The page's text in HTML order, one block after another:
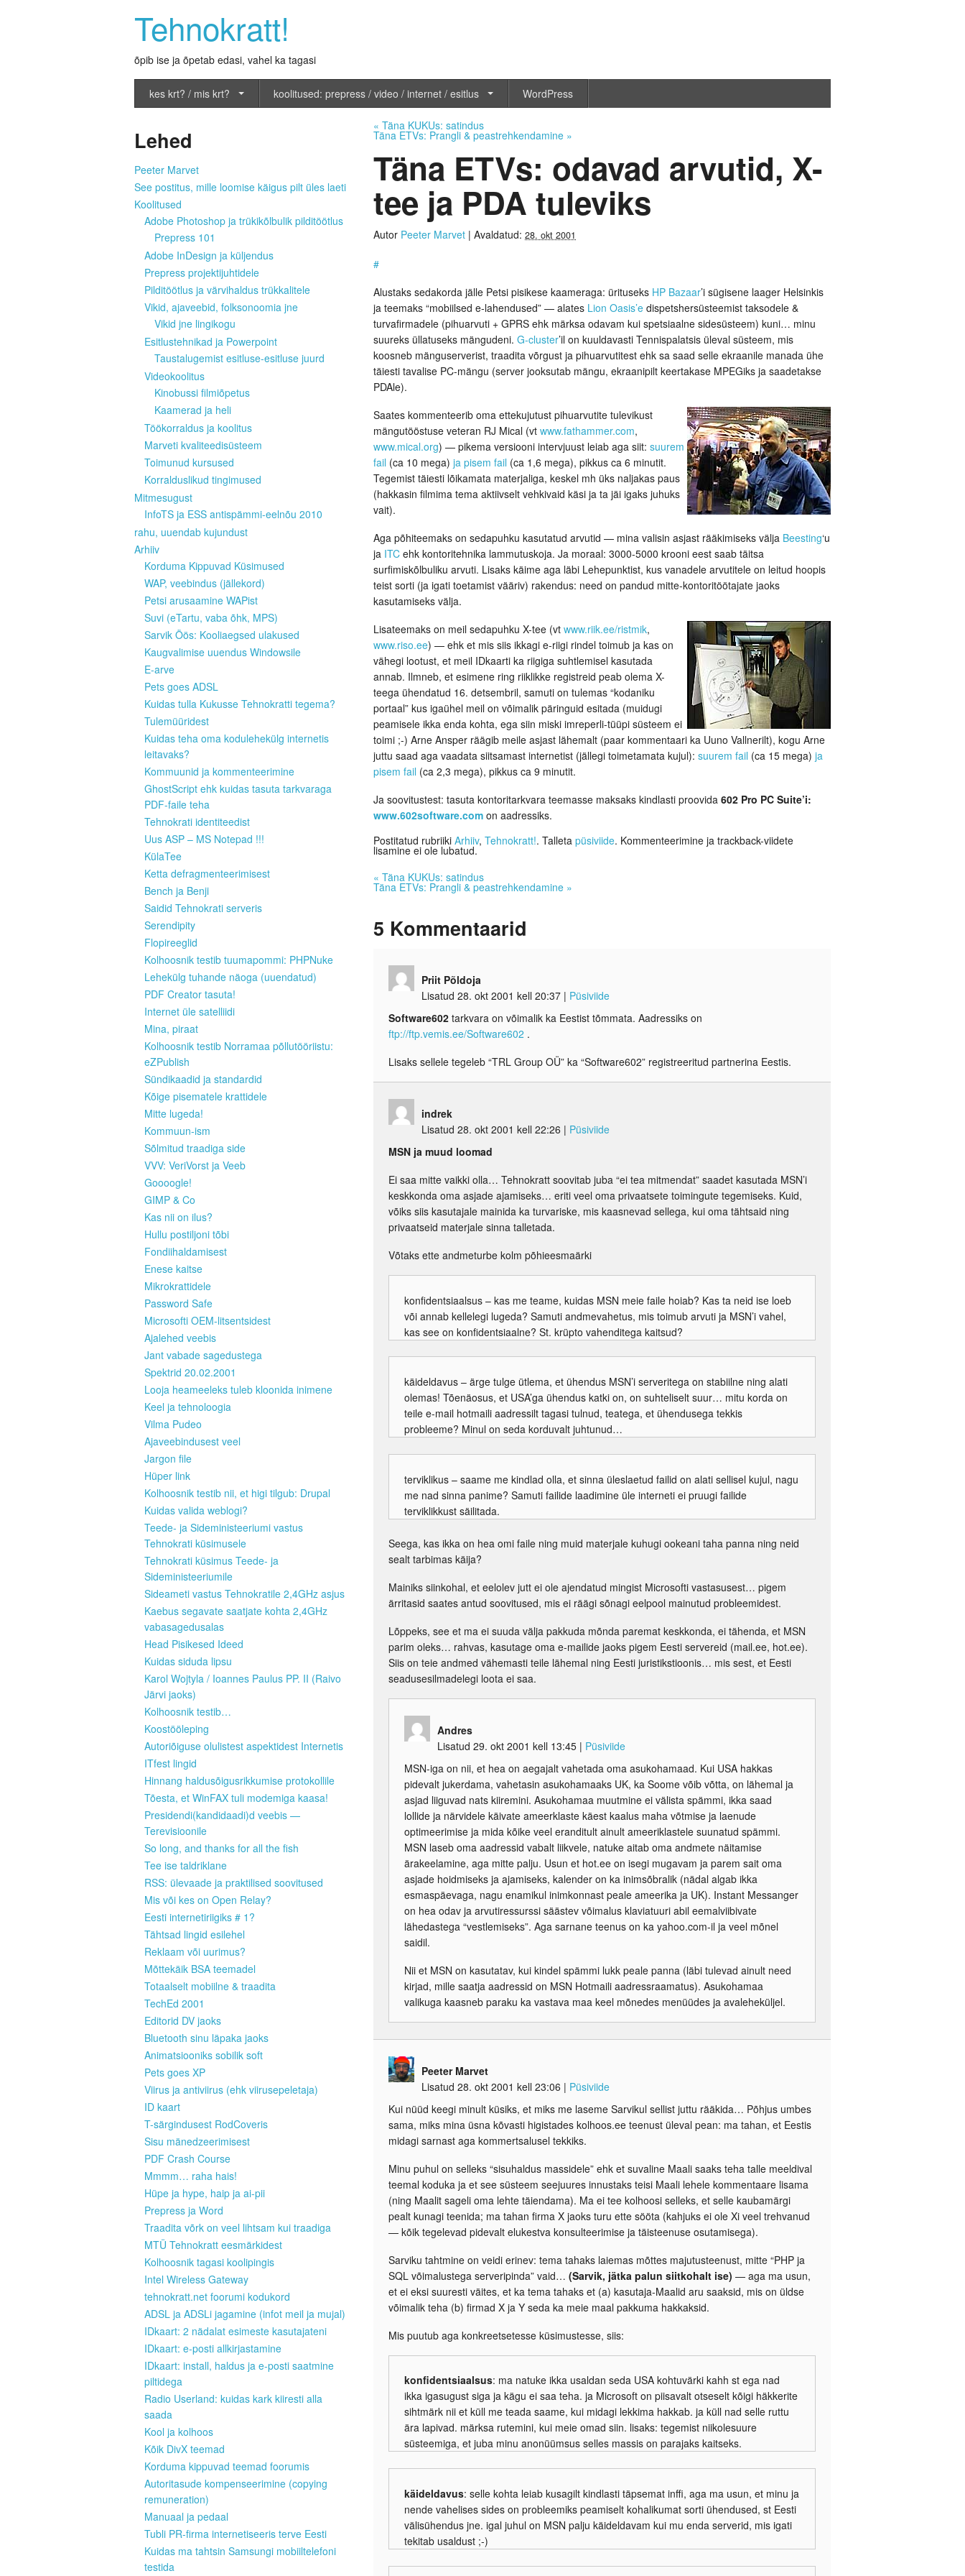
Tehnokratt!
õpib ise ja õpetab edasi, vahel ka tagasi
kes krt? / mis krt? koolitused: prepress / video / internet / esitlus WordPress
« Täna KUKUs: satindus
Täna ETVs: Prangli & peastrehkendamine »
Täna ETVs: odavad arvutid, X-
tee ja PDA tuleviks
Autor Peeter Marvet |Avaldatud:28. okt 2001
#
Alustaks sedakorda jälle Petsi pisikese kaameraga: ürituseks HP Bazaar’i sügisene laager Helsinkis
ja teemaks “mobiilsed e-lahendused” — alates Lion Oasis’e dispetshersüsteemist taksodele &
turvafirmadele (pihuarvuti + GPRS ehk märksa odavam kui spetsiaalne sidesüsteem) kuni… minu
suureks üllatuseks mängudeni.G-cluster’il on kuuldavasti Tennispalatsis üleval süsteem, mis
koosneb mänguserverist, traadita võrgust ja pihuarvutitest ehk sa saad selle ekraanile manada ühe
täiesti tavalise PC-mängu (server jooksutab mängu, ekraanipilt keertakase MPEGiks ja saadetakse
PDAle).
Saates kommenteerib oma ettekujutust pihuarvutite tulevikust
mängutööstuse veteran RJ Mical (vtwww.fathammer.com,
www.mical.org) — pikema versiooni intervjuust leiab aga siit:suurem
fail (ca 10 mega)ja pisem fail (ca 1,6 mega), pikkus ca 6 minutit.
Tegemist täiesti lõikamata materjaliga, keskel mh üks naljakas paus
(hakkasin filmima tema aktiivselt vehkivaid käsi ja ta jäi igaks juhuks
vait).
Aga põhiteemaks on sedapuhku kasutatud arvutid — mina valisin asjast rääkimiseks välja Beesting‘u
ja ITC ehk kontoritehnika lammutuskoja. Ja moraal: 3000-5000 krooni eest saab täitsa
surfimiskõlbuliku arvuti. Lisaks käime aga läbi Lehepunktist, kus vanadele arvutitele on leitud hoopis
teist sorti (ja igati toetamist vääriv) rakendus: need on pandud mitte-kontoritöötajate jaoks
kasutamiseks välja.
Lisateemaks on meil sedapuhku X-tee (vtwww.riik.ee/ristmik,
www.riso.ee) — ehk et mis siis ikkagi e-riigi rindel toimub ja kas on
vähegi lootust, et meil IDkaarti ka riigiga suhtlemisel kasutada
annab. Ilmneb, et esimene ring riiklikke registreid peab olema X-
teega ühendatud 16. detsembril, samuti on tulemas “kodaniku
portaal” kus igaühel meil on võimalik päringuid esitada (muidugi
peamisele ikka enda kohta, ega siin miski imreperli-tüüpi süsteem ei
toimi ;-) Arne Ansper räägib meile asjast lähemalt (paar kommentaari ka Uuno Vallnerilt), kogu Arne
juttu saad aga vaadata siitsamast internetist (jällegi toimetamata kujul):suurem fail (ca 15 mega)ja
pisem fail (ca 2,3 mega), pikkus ca 9 minutit.
Ja soovitustest: tasuta kontoritarkvara teemasse maksaks kindlasti proovida602 Pro PC Suite’i:
www.602software.com on aadressiks.
Postitatud rubriikiArhiiv,Tehnokratt!. Talletapüsiviide. Kommenteerimine ja trackback-viidete
lisamine ei ole lubatud.
« Täna KUKUs: satindus
Täna ETVs: Prangli & peastrehkendamine »
5 Kommentaarid
Priit Põldoja
Lisatud 28. okt 2001 kell 20:37 | Püsiviide
Software602tarkvara on võimalik ka Eestist tõmmata. Aadressiks on
ftp://ftp.vemis.ee/Software602 .
Lisaks sellele tegeleb “TRL Group OÜ” ka “Software602” registreeritud partnerina Eestis.
indrek
Lisatud 28. okt 2001 kell 22:26 | Püsiviide
MSN ja muud loomad
Ei saa mitte vaikki olla… Tehnokratt soovitab juba “ei tea mitmendat” saadet kasutada MSN’i
keskkonda oma asjade ajamiseks… eriti veel oma privaatsete toimingute tegemiseks. Kuid,
võiks siis kasutajale mainida ka turvariske, mis kaasnevad sellega, kui oma tähtsaid ning
privaatseid materjale sinna talletada.
Võtaks ette andmeturbe kolm põhieesmaärki
konfidentsiaalsus – kas me teame, kuidas MSN meie faile hoiab? Kas ta neid ise loeb
või annab kellelegi lugeda? Samuti andmevahetus, mis toimub arvuti ja MSN’i vahel,
kas see on konfidentsiaalne? St. krüpto vahenditega kaitsud?
käideldavus – ärge tulge ütlema, et ühendus MSN’i serveritega on stabiilne ning alati
olemas! Tõenäosus, et USA’ga ühendus katki on, on suhteliselt suur… mitu korda on
teile e-mail hotmaili aadressilt tagasi tulnud, teatega, et ühendusega tekkis
probleeme? Minul on seda korduvalt juhtunud…
terviklikus – saame me kindlad olla, et sinna üleslaetud failid on alati sellisel kujul, nagu
me nad sinna panime? Samuti failide laadimine üle interneti ei pruugi failide
terviklikkust säilitada.
Seega, kas ikka on hea omi faile ning muid materjale kuhugi ookeani taha panna ning neid
sealt tarbimas käija?
Mainiks siinkohal, et eelolev jutt ei ole ajendatud mingist Microsofti vastasusest… pigem
ärritasid saates antud soovitused, mis ei räägi sõnagi eelpool mainutud probleemidest.
Lõppeks, see et ma ei suuda välja pakkuda mõnda paremat keskkonda, ei tähenda, et MSN
parim oleks… rahvas, kasutage oma e-mailide jaoks pigem Eesti servereid (mail.ee, hot.ee).
Siis on teie andmed vähemasti teile lähemal ning Eesti juristikstioonis… mis sest, et Eesti
seadusesilmadelegi loota ei saa.
Andres
Lisatud 29. okt 2001 kell 13:45 | Püsiviide
MSN-iga on nii, et hea on aegajalt vahetada oma asukohamaad. Kui USA hakkas
pidevalt jukerdama, vahetasin asukohamaaks UK, ka Soome võib võtta, on lähemal ja
asjad liiguvad nats kiiremini. Asukohamaa muutmine ei välista spämmi, ikka saad
lollide ja närvidele käivate ameerklaste käest kaalus maha võtmise ja laenude
optimeerimise ja mida kõike veel eranditult ainult ameeriklastele suunatud spämmi.
MSN laseb oma aadressid vabalt liikvele, natuke aitab oma andmete näitamise
ärakeelamine, aga mitte palju. Usun et hot.ee on isegi mugavam ja parem sait oma
asjade hoidmiseks ja ajamiseks, kalender on ka inimsõbralik (nädal algab ikka
esmaspäevaga, nagu enamikul inimkonnast peale ameerika ja UK). Instant Messanger
on hea odav ja arvutiressurssi säästev võimalus klaviatuuri abil eemalviibivate
lähedastega “vestlemiseks”. Aga sarnane teenus on ka yahoo.com-il ja veel mõnel
saidil.
Nii et MSN on kasutatav, kui kindel spämmi lukk peale panna (läbi tulevad ainult need
kirjad, mille saatja aadressid on MSN Hotmaili aadressraamatus). Asukohamaa
valikuga kaasneb paraku ka vastava maa keel mõnedes menüüdes ja avaleheküljel.
Peeter Marvet
Lisatud 28. okt 2001 kell 23:06 | Püsiviide
Kui nüüd keegi minult küsiks, et miks me laseme Sarvikul sellist juttu rääkida… Põhjus umbes
sama, miks mina üsna kõvasti higistades kolhoos.ee teenust üleval pean: ma tahan, et Eestis
midagi sarnast aga kommertsalusel tekkiks.
Minu puhul on selleks “sisuhaldus massidele” ehk et suvaline Maali saaks teha talle meeldival
teemal koduka ja et see süsteem seejuures innustaks teisi Maali lehele kommentaare lisama
(ning Maalit sageli oma lehte täiendama). Ma ei tee kolhoosi selleks, et selle kaubamärgi
pealt kunagi teenida; ma tahan firma X jaoks turu ette sööta (kahjuks ei ole Xi veel trehvanud
— kõik tegelevad pidevalt elukestva konsulteerimise ja täisteenuse osutamisega).
Sarviku tahtmine on veidi erinev: tema tahaks laiemas mõttes majutusteenust, mitte “PHP ja
SQL võimalustega serveripinda” vaid…(Sarvik, jätka palun siitkohalt ise) — aga ma usun,
et ei eksi suuresti väites, et ka tema tahaks et (a) kasutaja-Maalid aru saaksid, mis on üldse
võimalik teha (b) firmad X ja Y seda ka meie maal pakkuma hakkaksid.
Mis puutub aga konkreetsetesse küsimustesse, siis:
konfidentsiaalsus: ma natuke ikka usaldan seda USA kohtuvärki kahh st ega nad
ikka igasugust siga ja kägu ei saa teha. ja Microsoft on piisavalt otseselt kõigi häkkerite
sihtmärk nii et küll me teada saame, kui midagi lekkima hakkab. ja küll nad selle ruttu
ära lapivad. märksa rutemini, kui meie omad siin. lisaks: tegemist niikolesuure
süsteemiga, et juba minu anonüümsus selles massis on parajaks kaitseks.
käideldavus: selle kohta leiab kusagilt kindlasti täpsemat inffi, aga ma usun, et minu ja
nende vahelises sides on probleemiks peamiselt kohalikumat sorti ühendused, st Eesti
välisühendus jne. igal juhul on MSN palju käideldavam kui mu enda serverid, mis igati
tekitab usaldust ;-)
Lehed
Peeter Marvet
See postitus, mille loomise käigus pilt üles laeti
Koolitused
Adobe Photoshop ja trükikõlbulik pilditöötlus
Prepress 101
Adobe InDesign ja küljendus
Prepress projektijuhtidele
Pilditöötlus ja värvihaldus trükkalitele
Vikid, ajaveebid, folksonoomia jne
Vikid jne lingikogu
Esitlustehnikad ja Powerpoint
Taustalugemist esitluse-esitluse juurd
Videokoolitus
Kinobussi filmiõpetus
Kaamerad ja heli
Töökorraldus ja koolitus
Marveti kvaliteedisüsteem
Toimunud kursused
Korralduslikud tingimused
Mitmesugust
InfoTS ja ESS antispämmi-eelnõu 2010
rahu, uuendab kujundust
Arhiiv
Korduma Kippuvad Küsimused
WAP, veebindus (jällekord)
Petsi arusaamine WAPist
Suvi (eTartu, vaba õhk, MPS)
Sarvik Öös: Kooliaegsed ulakused
Kaugvalimise uuendus Windowsile
E-arve
Pets goes ADSL
Kuidas tulla Kukusse Tehnokratti tegema?
Tulemüüridest
Kuidas teha oma kodulehekülg internetis
leitavaks?
Kommuunid ja kommenteerimine
GhostScript ehk kuidas tasuta tarkvaraga
PDF-faile teha
Tehnokrati identiteedist
Uus ASP – MS Notepad !!!
KülaTee
Ketta defragmenteerimisest
Bench ja Benji
Saidid Tehnokrati serveris
Serendipity
Flopireeglid
Kolhoosnik testib tuumapommi: PHPNuke
Lehekülg tuhande näoga (uuendatud)
PDF Creator tasuta!
Internet üle satelliidi
Mina, piraat
Kolhoosnik testib Norramaa põllutööriistu:
eZPublish
Sündikaadid ja standardid
Kõige pisematele krattidele
Mitte lugeda!
Kommuun-ism
Sõlmitud traadiga side
VVV: VeriVorst ja Veeb
Goooogle!
GIMP & Co
Kas nii on ilus?
Hullu postiljoni tõbi
Fondiihaldamisest
Enese kaitse
Mikrokrattidele
Password Safe
Microsofti OEM-litsentsidest
Ajalehed veebis
Jant vabade sagedustega
Spektrid 20.02.2001
Looja heameeleks tuleb kloonida inimene
Keel ja tehnoloogia
Vilma Pudeo
Ajaveebindusest veel
Jargon file
Hüper link
Kolhoosnik testib nii, et higi tilgub: Drupal
Kuidas valida weblogi?
Teede- ja Sideministeeriumi vastus
Tehnokrati küsimusele
Tehnokrati küsimus Teede- ja
Sideministeeriumile
Sideameti vastus Tehnokratile 2,4GHz asjus
Kaebus segavate saatjate kohta 2,4GHz
vabasagedusalas
Head Pisikesed Ideed
Kuidas siduda lipsu
Karol Wojtyla / Ioannes Paulus PP. II (Raivo
Järvi jaoks)
Kolhoosnik testib…
Koostööleping
Autoriõiguse olulistest aspektidest Internetis
ITfest lingid
Hinnang haldusõigusrikkumise protokollile
Tõesta, et WinFAX tuli modemiga kaasa!
Presidendi(kandidaadi)d veebis —
Terevisioonile
So long, and thanks for all the fish
Tee ise taldriklane
RSS: ülevaade ja praktilised soovitused
Mis või kes on Open Relay?
Eesti internetiriigiks # 1?
Tähtsad lingid esilehel
Reklaam või uurimus?
Mõttekäik BSA teemadel
Totaalselt mobiilne & traadita
TechEd 2001
Editorid DV jaoks
Bluetooth sinu läpaka jaoks
Animatsiooniks sobilik soft
Pets goes XP
Viirus ja antiviirus (ehk viirusepeletaja)
ID kaart
T-särgindusest RodCoveris
Sisu mänedzeerimisest
PDF Crash Course
Mmmm… raha hais!
Hüpe ja hype, haip ja ai-pii
Prepress ja Word
Traadita võrk on veel lihtsam kui traadiga
MTÜ Tehnokratt eesmärkidest
Kolhoosnik tagasi koolipingis
Intel Wireless Gateway
tehnokratt.net foorumi kodukord
ADSL ja ADSLi jagamine (infot meil ja mujal)
IDkaart: 2 nädalat esimeste kasutajateni
IDkaart: e-posti allkirjastamine
IDkaart: install, haldus ja e-posti saatmine
piltidega
Radio Userland: kuidas kark kiiresti alla
saada
Kool ja kolhoos
Kõik DivX teemad
Korduma kippuvad teemad foorumis
Autoritasude kompenseerimine (copying
remuneration)
Manuaal ja pedaal
Tubli PR-firma internetiseeris terve Eesti
Kuidas ma tahtsin Samsungi mobiiltelefoni
testida